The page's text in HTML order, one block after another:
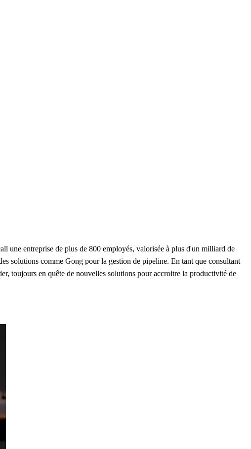
une entreprise de plus de 800 employés, valorisée à plus d'un milliard de
solutions comme Gong pour la gestion de pipeline. En tant que consultant
toujours en quête de nouvelles solutions pour accroitre la productivité de